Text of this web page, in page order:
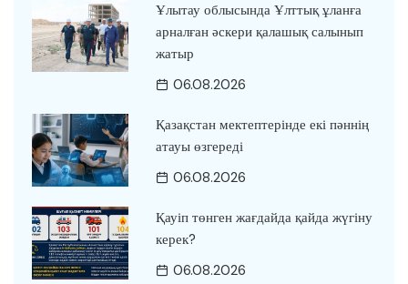
Ұлытау облысында Ұлттық ұланға
арналған әскери қалашық салынып
жатыр
06.08.2026
Қазақстан мектептерінде екі пәннің
атауы өзгереді
06.08.2026
Қауіп төнген жағдайда қайда жүгіну
керек?
06.08.2026